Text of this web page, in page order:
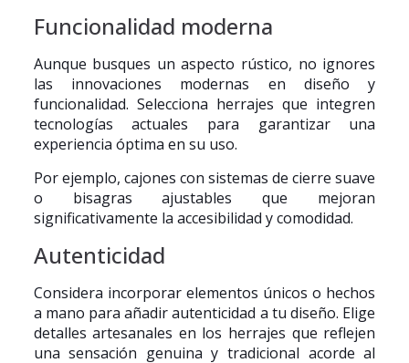
Funcionalidad moderna
Aunque busques un aspecto rústico, no ignores
las innovaciones modernas en diseño y
funcionalidad. Selecciona herrajes que integren
tecnologías actuales para garantizar una
experiencia óptima en su uso.
Por ejemplo, cajones con sistemas de cierre suave
o bisagras ajustables que mejoran
significativamente la accesibilidad y comodidad.
Autenticidad
Considera incorporar elementos únicos o hechos
a mano para añadir autenticidad a tu diseño. Elige
detalles artesanales en los herrajes que reflejen
una sensación genuina y tradicional acorde al